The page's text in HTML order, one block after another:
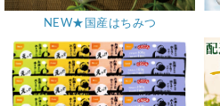
NEW★国産はちみつ